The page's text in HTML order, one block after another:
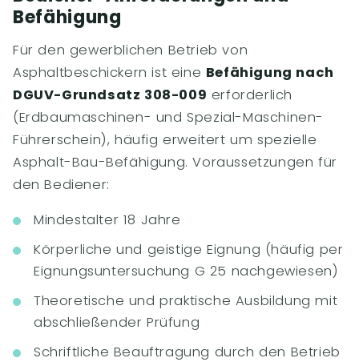
Befähigung
Für den gewerblichen Betrieb von
Asphaltbeschickern ist eine Befähigung nach
DGUV-Grundsatz 308-009 erforderlich
(Erdbaumaschinen- und Spezial-Maschinen-
Führerschein), häufig erweitert um spezielle
Asphalt-Bau-Befähigung. Voraussetzungen für
den Bediener:
Mindestalter 18 Jahre
Körperliche und geistige Eignung (häufig per
Eignungsuntersuchung G 25 nachgewiesen)
Theoretische und praktische Ausbildung mit
abschließender Prüfung
Schriftliche Beauftragung durch den Betrieb